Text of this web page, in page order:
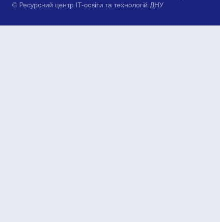
© Ресурсний центр IT-освіти та технологій ДНУ